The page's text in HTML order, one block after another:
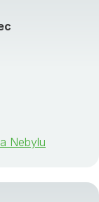
Nebylu